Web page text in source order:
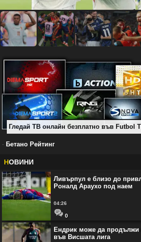
Гледай ТВ онлайн безплатно във Futbol
- Бетано Рейтинг
НОВИНИ
Ливърпул е близо до
Роналд Араухо под наем
04:26
0
Ендрик може да продължи
във Висшата лига